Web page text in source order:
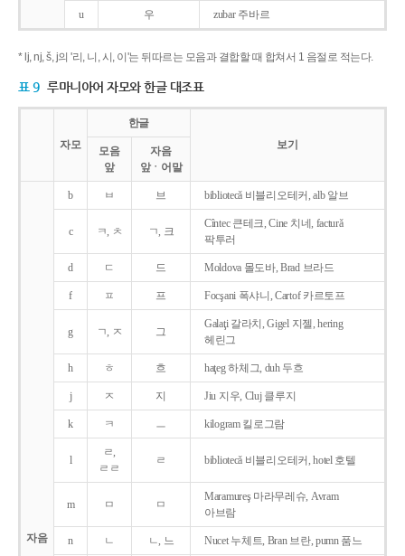
u 우 zubar 주바르
* lj, nj, š, j의 '리, 니, 시, 이'는 뒤따르는 모음과 결합할 때 합쳐서 1 음절로 적는다.
표 9 루마니아어 자모와 한글 대조표
자모
한글
보기
모음
앞
자음
앞ㆍ어말
자음
b ㅂ 브 bibliotecǎ 비블리오테커, alb 알브
c ㅋ, ㅊ ㄱ, 크
Cîntec 큰테크, Cine 치네, facturǎ
팍투러
d ㄷ 드 Moldova 몰도바, Brad 브라드
f ㅍ 프 Focşani 폭샤니, Cartof 카르토프
g ㄱ, ㅈ 그
Galaţi 갈라치, Gigel 지젤, hering
헤린그
h ㅎ 흐 haţeg 하체그, duh 두흐
j ㅈ 지 Jiu 지우, Cluj 클루지
k ㅋ ㅡ kilogram 킬로그람
l
ㄹ,
ㄹㄹ
ㄹ bibliotecǎ 비블리오테커, hotel 호텔
m ㅁ ㅁ
Maramureş 마라무레슈, Avram
아브람
n ㄴ ㄴ, 느 Nucet 누체트, Bran 브란, pumn 품느